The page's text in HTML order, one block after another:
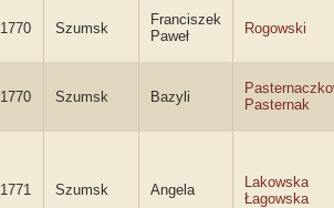
1770 Szumsk
Franciszek
Paweł
Rogowski
1770 Szumsk Bazyli
Pasternak
1771 Szumsk Angela
Lakowska
Łagowska